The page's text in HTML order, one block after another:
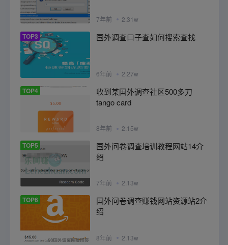
7年前 2.31w
TOP3 国外调查口子查如何搜索查找
6年前 2.27w
TOP4
收到某国外调查社区500多刀
tango card
8年前 2.15w
TOP5
国外问卷调查培训教程网站14介
绍
7年前 2.13w
TOP6
国外问卷调查赚钱网站资源站2介
绍
8年前 2.13w